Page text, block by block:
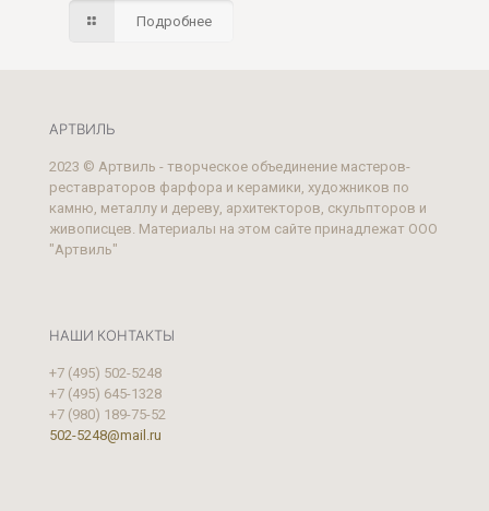
Подробнее
АРТВИЛЬ
2023 © Артвиль - творческое объединение мастеров-
реставраторов фарфора и керамики, художников по
камню, металлу и дереву, архитекторов, скульпторов и
живописцев. Материалы на этом сайте принадлежат ООО
"Артвиль"
НАШИ КОНТАКТЫ
+7 (495) 502-5248
+7 (495) 645-1328
+7 (980) 189-75-52
502-5248@mail.ru